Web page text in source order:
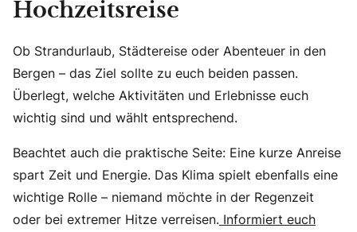
Hochzeitsreise
Ob Strandurlaub, Städtereise oder Abenteuer in den
Bergen – das Ziel sollte zu euch beiden passen.
Überlegt, welche Aktivitäten und Erlebnisse euch
wichtig sind und wählt entsprechend.
Beachtet auch die praktische Seite: Eine kurze Anreise
spart Zeit und Energie. Das Klima spielt ebenfalls eine
wichtige Rolle – niemand möchte in der Regenzeit
oder bei extremer Hitze verreisen. Informiert euch